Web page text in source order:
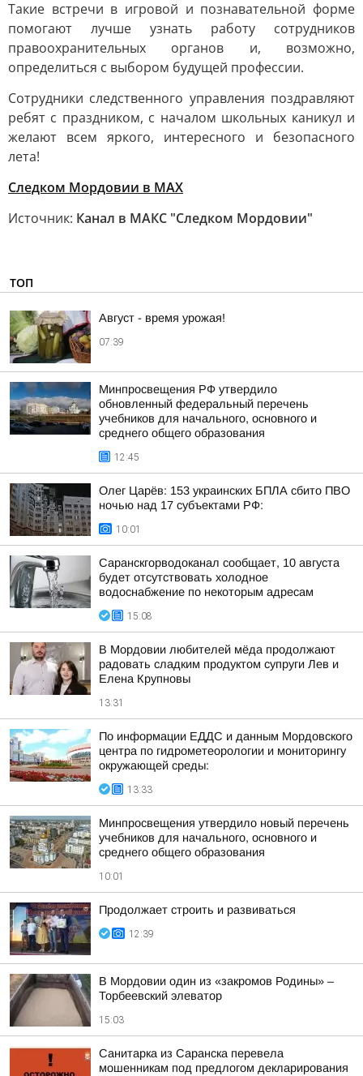
Такие встречи в игровой и познавательной форме
помогают лучше узнать работу сотрудников
правоохранительных органов и, возможно,
определиться с выбором будущей профессии.
Сотрудники следственного управления поздравляют
ребят с праздником, с началом школьных каникул и
желают всем яркого, интересного и безопасного
лета!
Следком Мордовии в MAX
Источник: Канал в МАКС "Следком Мордовии"
ТОП
Август - время урожая!
07:39
Минпросвещения РФ утвердило
обновленный федеральный перечень
учебников для начального, основного и
среднего общего образования
12:45
Олег Царёв: 153 украинских БПЛА сбито ПВО
ночью над 17 субъектами РФ:
10:01
Саранскгорводоканал сообщает, 10 августа
будет отсутствовать холодное
водоснабжение по некоторым адресам
15:08
В Мордовии любителей мёда продолжают
радовать сладким продуктом супруги Лев и
Елена Крупновы
13:31
По информации ЕДДС и данным Мордовского
центра по гидрометеорологии и мониторингу
окружающей среды:
13:33
Минпросвещения утвердило новый перечень
учебников для начального, основного и
среднего общего образования
10:01
Продолжает строить и развиваться
12:39
В Мордовии один из «закромов Родины» –
Торбеевский элеватор
15:03
Санитарка из Саранска перевела
мошенникам под предлогом декларирования